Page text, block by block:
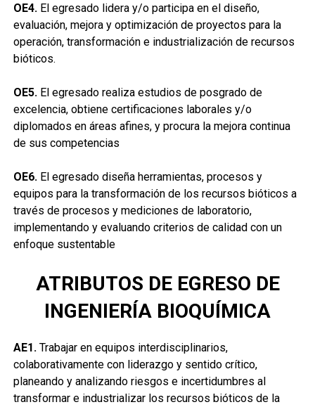
OE4. El egresado lidera y/o participa en el diseño,
evaluación, mejora y optimización de proyectos para la
operación, transformación e industrialización de recursos
bióticos.
OE5. El egresado realiza estudios de posgrado de
excelencia, obtiene certificaciones laborales y/o
diplomados en áreas afines, y procura la mejora continua
de sus competencias
OE6. El egresado diseña herramientas, procesos y
equipos para la transformación de los recursos bióticos a
través de procesos y mediciones de laboratorio,
implementando y evaluando criterios de calidad con un
enfoque sustentable
ATRIBUTOS DE EGRESO DE
INGENIERÍA BIOQUÍMICA
AE1. Trabajar en equipos interdisciplinarios,
colaborativamente con liderazgo y sentido crítico,
planeando y analizando riesgos e incertidumbres al
transformar e industrializar los recursos bióticos de la